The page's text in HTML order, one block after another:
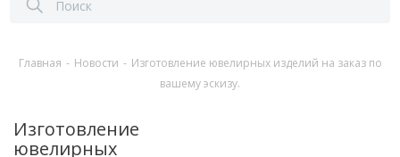
Главная - Новости - Изготовление ювелирных изделий на заказ по
вашему эскизу.
Изготовление
ювелирных